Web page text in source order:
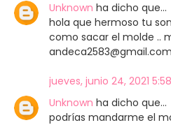
Unknown ha dicho que…
hola que hermoso tu
como sacar el molde ..
andeca2583@gmail.com
jueves, junio 24, 2021
Unknown ha dicho que…
podrías mandarme el